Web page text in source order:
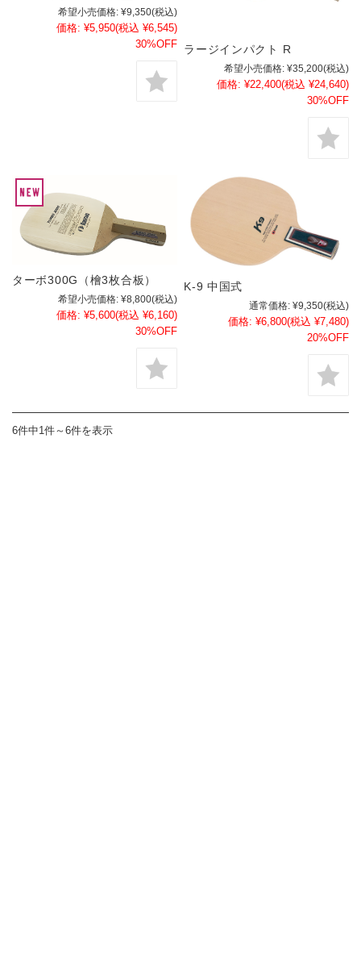
希望小売価格: ¥9,350(税込)
価格: ¥5,950(税込 ¥6,545)
30%OFF
ラージインパクト R
希望小売価格: ¥35,200(税込)
価格: ¥22,400(税込 ¥24,640)
30%OFF
ターボ300G（檜3枚合板）
希望小売価格: ¥8,800(税込)
価格: ¥5,600(税込 ¥6,160)
30%OFF
K-9 中国式
通常価格: ¥9,350(税込)
価格: ¥6,800(税込 ¥7,480)
20%OFF
6件中1件～6件を表示